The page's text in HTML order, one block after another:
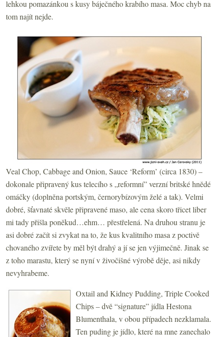
lehkou pomazánkou s kusy báječného krabího masa. Moc chyb na
tom najít nejde.
Veal Chop, Cabbage and Onion, Sauce ‘Reform’ (circa 1830) –
dokonale připravený kus telecího s „reformní” verzní britské hnědé
omáčky (doplněna portským, černorybízovým želé a tak). Velmi
dobré, šťavnaté skvěle připravené maso, ale cena skoro třicet liber
mi tady přišla poněkud…ehm… přestřelená. Na druhou stranu je
asi dobré začít si zvykat na to, že kus kvalitního masa z poctivě
chovaného zvířete by měl být drahý a jí se jen výjimečně. Jinak se
z toho marastu, který se nyní v živočišné výrobě děje, asi nikdy
nevyhrabeme.
Oxtail and Kidney Pudding, Triple Cooked
Chips – dvě “signature” jídla Hestona
Blumenthala, v obou případech nezklamala.
Ten puding je jídlo, které na mne zanechalo